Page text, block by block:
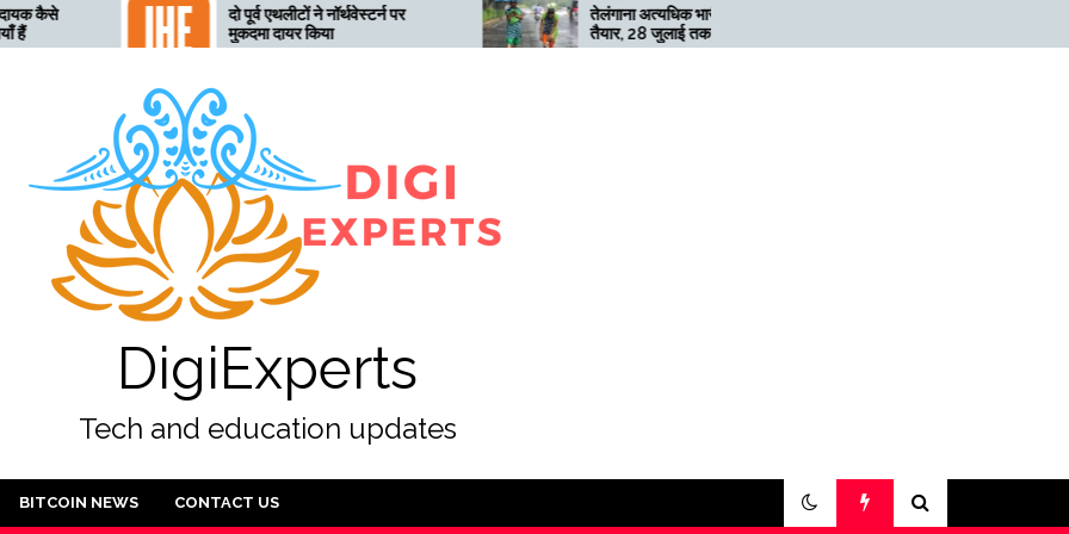
दो पूर्व एथलीटों ने नॉर्थवेस्टर्न पर
मुकदमा दायर किया
तेलंगाना अत्यधिक भारी बारिश के लिए
तैयार, 28 जुलाई तक ‘रेड’ अलर्ट जारी
हुई तो खनन लाभदायक नहीं है
DigiExperts
Tech and education updates
BITCOIN NEWS CONTACT US